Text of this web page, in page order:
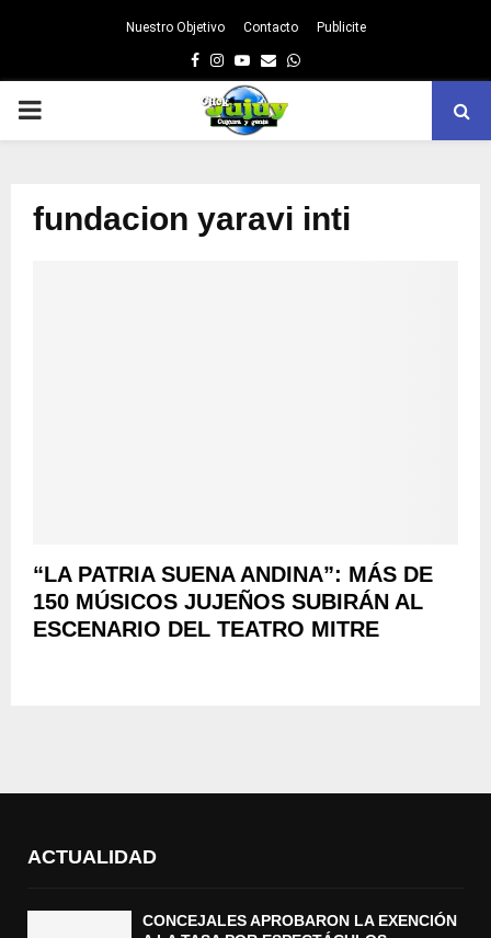
Nuestro Objetivo Contacto Publicite
Facebook
Instagram
Youtube
EmailWhatsapp
PRIMARY
fundacion yaravi inti
“LA PATRIA SUENA ANDINA”: MÁS DE
150 MÚSICOS JUJEÑOS SUBIRÁN AL
ESCENARIO DEL TEATRO MITRE
ACTUALIDAD
CONCEJALES APROBARON LA EXENCIÓN